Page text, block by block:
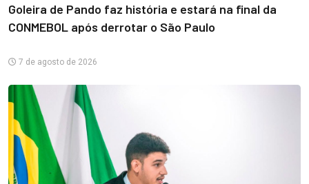
Goleira de Pando faz história e estará na final da
CONMEBOL após derrotar o São Paulo
7 de agosto de 2026